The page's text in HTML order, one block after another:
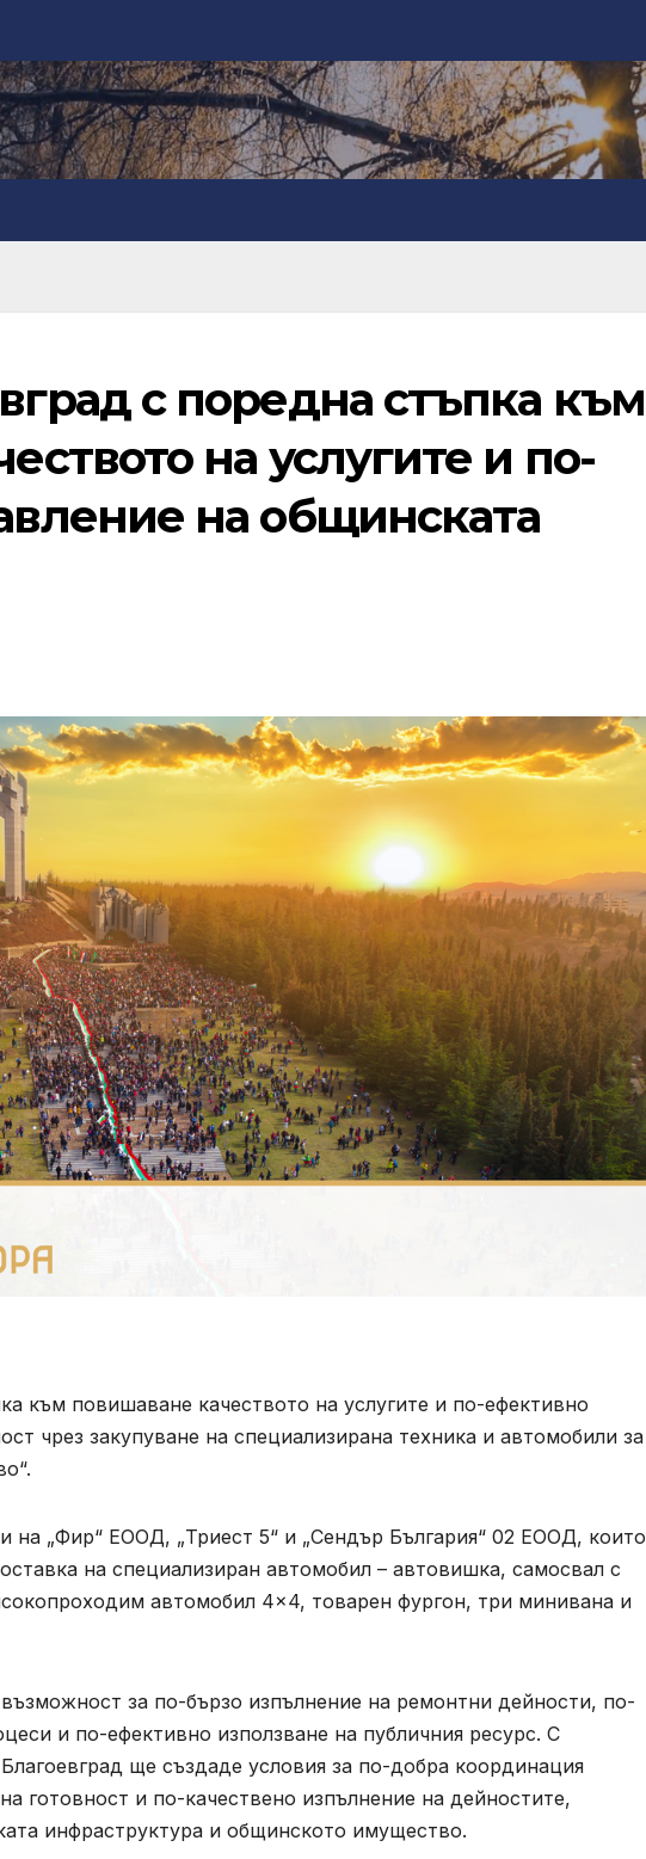
с поредна стъпка към
на услугите и по-
на общинската
към повишаване качеството на услугите и по-ефективно
чрез закупуване на специализирана техника и автомобили за
на „Фир“ ЕООД, „Триест 5“ и „Сендър България“ 02 ЕООД, които
на специализиран автомобил – автовишка, самосвал с
автомобил 4×4, товарен фургон, три минивана и
за по-бързо изпълнение на ремонтни дейности, по-
и по-ефективно използване на публичния ресурс. С
ще създаде условия за по-добра координация
готовност и по-качествено изпълнение на дейностите,
инфраструктура и общинското имущество.